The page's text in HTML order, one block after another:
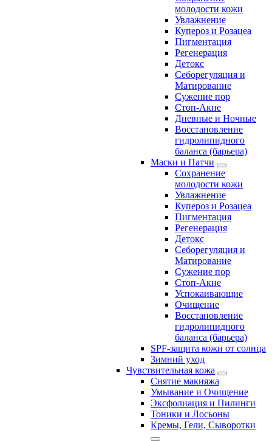
молодости кожи
Увлажнение
Купероз и Розацеа
Пигментация
Регенерация
Детокс
Себорегуляция и
Матирование
Сужение пор
Стоп-Акне
Дневные и Ночные
Восстановление
гидролипидного
баланса (барьера)
Маски и Патчи
Сохранение
молодости кожи
Увлажнение
Купероз и Розацеа
Пигментация
Регенерация
Детокс
Себорегуляция и
Матирование
Сужение пор
Стоп-Акне
Успокаивающие
Очищение
Восстановление
гидролипидного
баланса (барьера)
SPF-защита кожи от солнца
Зимний уход
Чувствительная кожа
Снятие макияжа
Умывание и Очищение
Эксфолиация и Пилинги
Тоники и Лосьоны
Кремы, Гели, Сыворотки